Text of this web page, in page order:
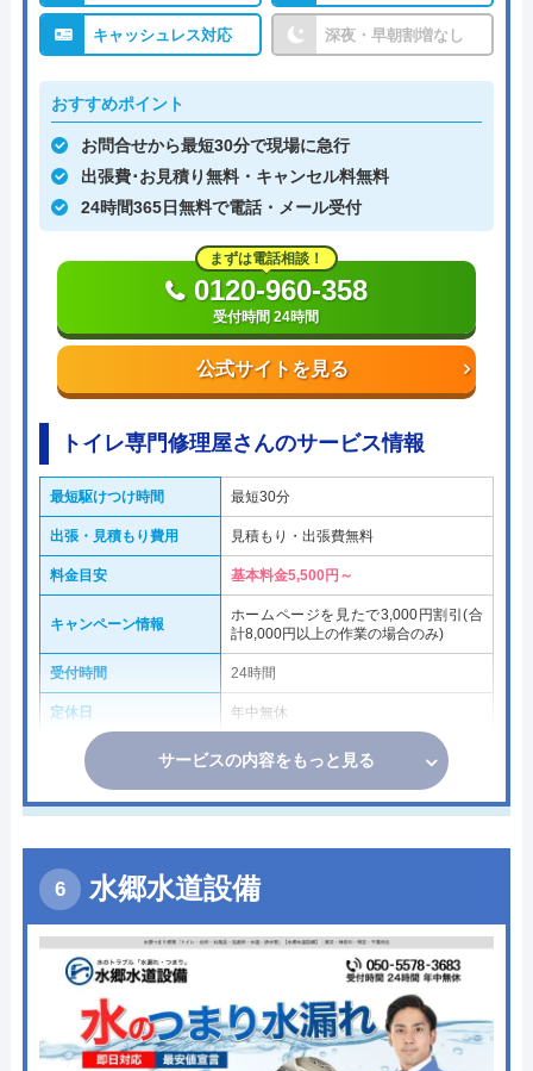
キャッシュレス対応 深夜・早朝割増なし
おすすめポイント
お問合せから最短30分で現場に急行
出張費･お見積り無料・キャンセル料無料
24時間365日無料で電話・メール受付
公式サイトを見る
まずは電話相談！
0120-960-358
受付時間 24時間
トイレ専門修理屋さんのサービス情報
最短駆けつけ時間 最短30分
出張・見積もり費用 見積もり・出張費無料
料金目安 基本料金5,500円～
キャンペーン情報
ホームページを見たで3,000円割引(合
計8,000円以上の作業の場合のみ)
受付時間 24時間
定休日 年中無休
サービスの内容をもっと見る
水郷水道設備